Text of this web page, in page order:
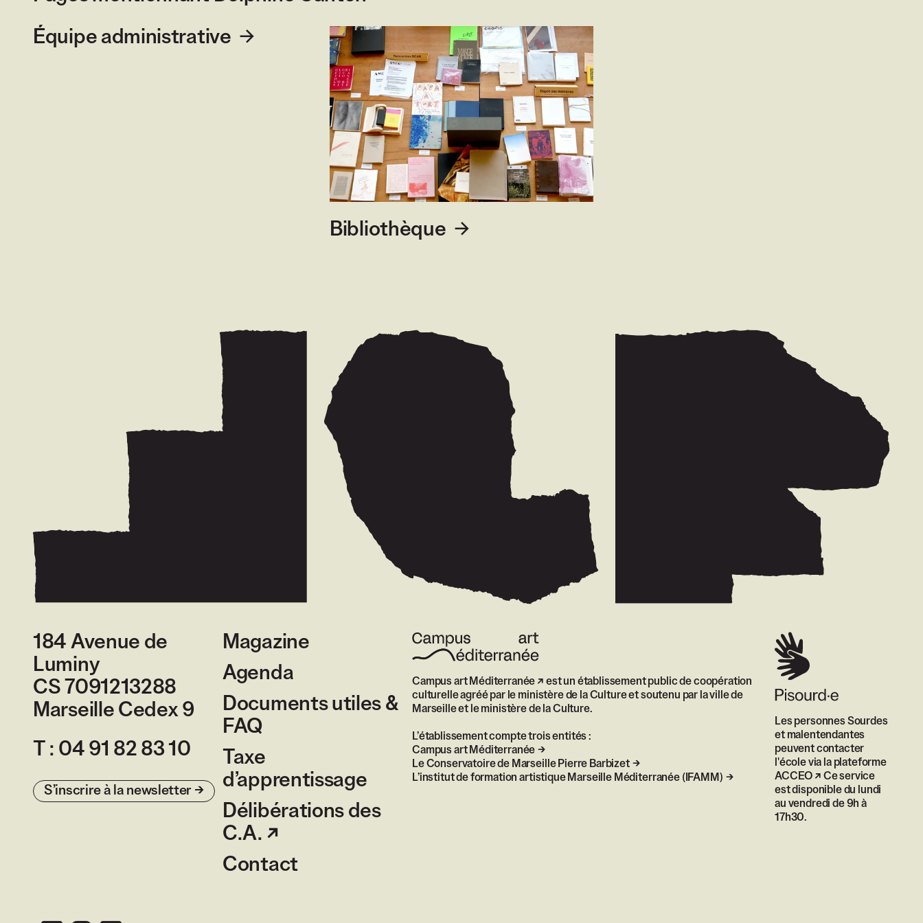
Équipe administrative
Bibliothèque
184 Avenue de
Luminy
CS 7091213288
Marseille Cedex 9 France
T : 04 91 82 83 10
S’inscrire à la newsletter
Magazine
Agenda
Documents utiles &
FAQ
Taxe
d’apprentissage
Délibérations des
C.A.
Contact
Campus art Méditerranée
est un établissement public de coopération
culturelle agréé par le ministère de la Culture et soutenu par la ville de
Marseille et le ministère de la Culture.
L’établissement compte trois entités :
Campus art Méditerranée
Le Conservatoire de Marseille Pierre Barbizet
L’institut de formation artistique Marseille Méditerranée (IFAMM)
Les personnes Sourdes
et malentendantes
peuvent contacter
l'école via la plateforme
ACCEO
Ce service
est disponible du lundi
au vendredi de 9h à
17h30.